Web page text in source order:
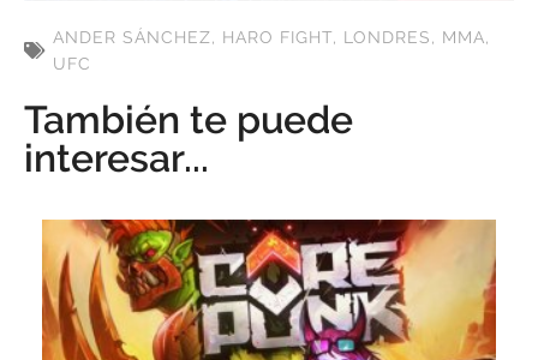
ANDER SÁNCHEZ, HARO FIGHT, LONDRES, MMA,
UFC
También te puede
interesar...